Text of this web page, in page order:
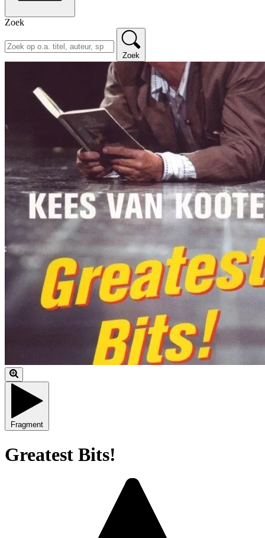
Zoek
Zoek
Fragment
Greatest Bits!